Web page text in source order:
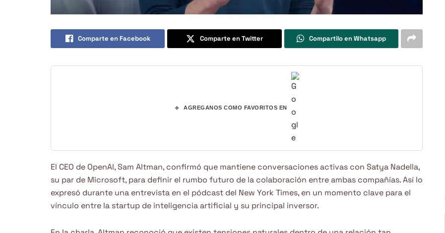
Comparte en Facebook Comparte en Twitter Compartilo en Whatsapp
+ AGREGANOS COMO FAVORITOS EN
El CEO de OpenAI, Sam Altman, confirmó que mantiene conversaciones activas con Satya Nadella,
su par de Microsoft, para definir el rumbo futuro de la colaboración entre ambas compañías. Así lo
expresó durante una entrevista en el pódcast del New York Times, en un momento clave para el
vínculo entre la startup de inteligencia artificial y su principal inversor.